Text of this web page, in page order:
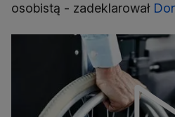
osobistą - zadeklarował